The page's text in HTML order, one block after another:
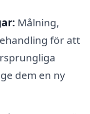
Målning,
för att
dem en ny